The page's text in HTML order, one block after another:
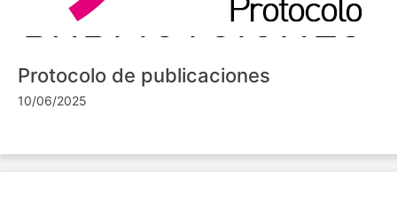
Protocolo de publicaciones
10/06/2025